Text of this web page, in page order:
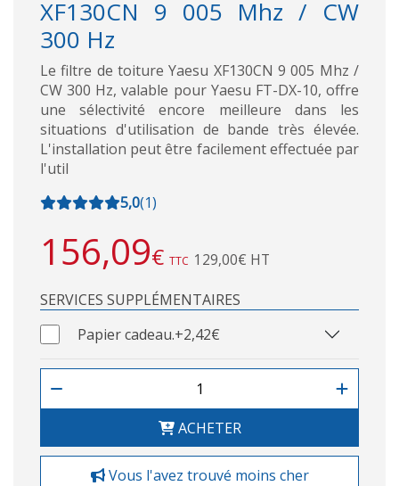
XF130CN 9 005 Mhz / CW
300 Hz
Le filtre de toiture Yaesu XF130CN 9 005 Mhz /
CW 300 Hz, valable pour Yaesu FT-DX-10, offre
une sélectivité encore meilleure dans les
situations d'utilisation de bande très élevée.
L'installation peut être facilement effectuée par
l'util
5,0(1)
156,09€ TTC 129,00€ HT
SERVICES SUPPLÉMENTAIRES
Papier cadeau.+2,42€
ACHETER
Vous l'avez trouvé moins cher